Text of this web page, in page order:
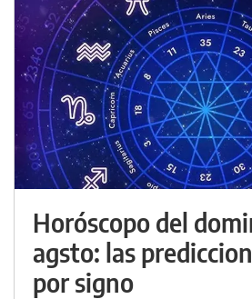
Horóscopo del
agsto: las
por signo